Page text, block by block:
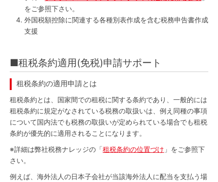
をご参照下さい。
外国税額控除に関連する各種別表作成を含む税務申告書作成
支援
■租税条約適用(免税)申請サポート
租税条約の適用申請とは
租税条約とは、国家間での租税に関する条約であり、一般的には
租税条約に規定がなされている税務の取扱いは、例え同種の事項
について国内法でも税務の取扱いが定められている場合でも租税
条約が優先的に適用されることになります。
※詳細は弊社税務ナレッジの「租税条約の位置づけ 」をご参照下
さい。
例えば、海外法人の日本子会社が当該海外法人に配当を支払う場